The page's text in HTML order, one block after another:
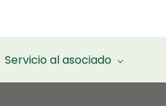
Servicio al asociado